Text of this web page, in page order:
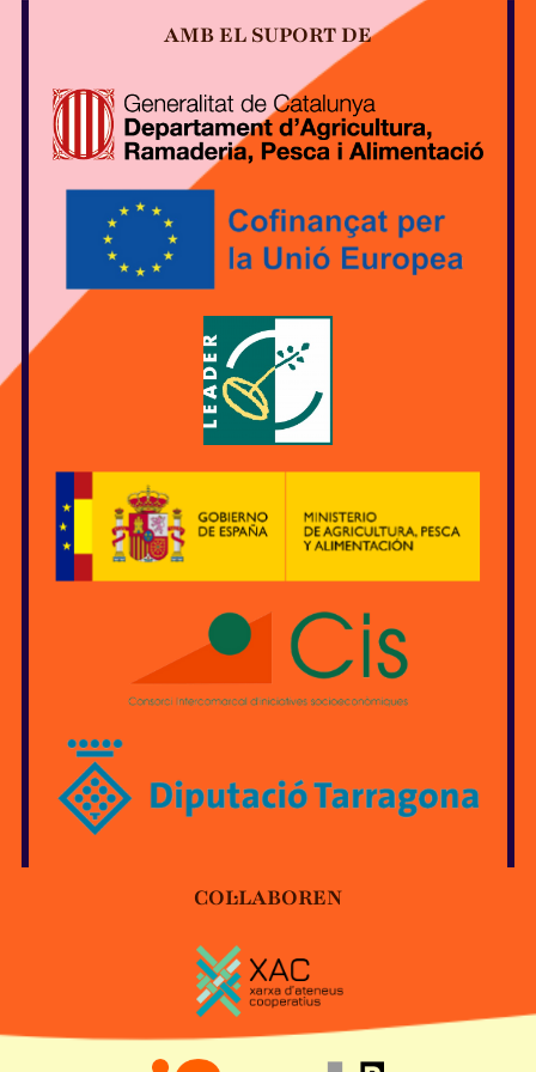
AMB EL SUPORT DE
COL·LABOREN